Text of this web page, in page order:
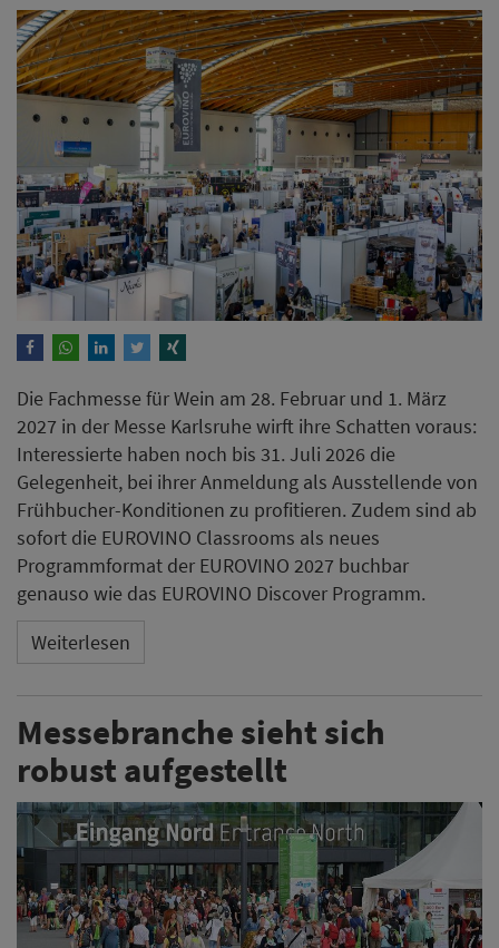
Die Fachmesse für Wein am 28. Februar und 1. März
2027 in der Messe Karlsruhe wirft ihre Schatten voraus:
Interessierte haben noch bis 31. Juli 2026 die
Gelegenheit, bei ihrer Anmeldung als Ausstellende von
Frühbucher-Konditionen zu profitieren. Zudem sind ab
sofort die EUROVINO Classrooms als neues
Programmformat der EUROVINO 2027 buchbar
genauso wie das EUROVINO Discover Programm.
Weiterlesen
Messebranche sieht sich
robust aufgestellt